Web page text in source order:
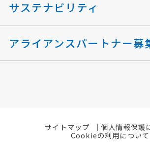
サステナビリティ
アライアンスパートナー募
サイトマップ
個人情報保護
Cookieの利用について